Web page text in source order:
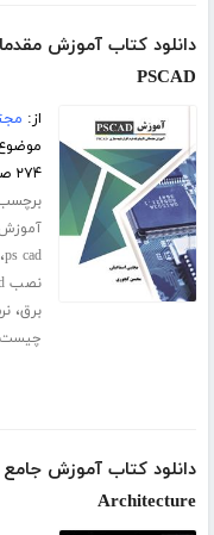
دانلود کتاب آموزش
PSCAD
از:
۲۷۴ صفحه
آموزش
ps cad
نصب pscad
برق،
چیست
Architecture